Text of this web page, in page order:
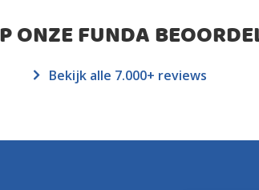
ONZE FUNDA
Bekijk alle 7.000+ reviews